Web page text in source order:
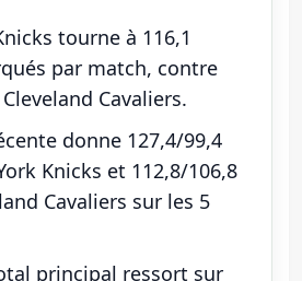
tourne à 116,1
par match, contre
Cavaliers.
donne 127,4/99,4
Knicks et 112,8/106,8
Cavaliers sur les 5
principal ressort sur